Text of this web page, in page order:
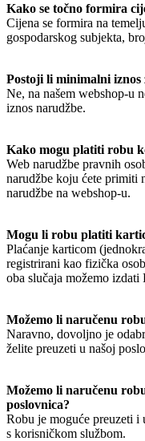
Kako se točno formira
Cijena se formira na
gospodarskog subjekta,
Postoji li minimalni iznos
Ne, na našem webshop-u
iznos narudžbe.
Kako mogu platiti robu
Web narudžbe pravnih
narudžbe koju ćete primiti
narudžbe na webshop-u.
Mogu li robu platiti
Plaćanje karticom
registrirani kao fizička
oba slučaja možemo izdati
Možemo li naručenu
Naravno, dovoljno je
želite preuzeti u našoj
Možemo li naručenu
poslovnica?
Robu je moguće preuzeti i
s korisničkom službom.